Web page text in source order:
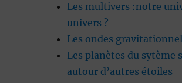
Les multivers :notre
univers ?
Les ondes
Les planètes du sytème
autour d’autres étoiles